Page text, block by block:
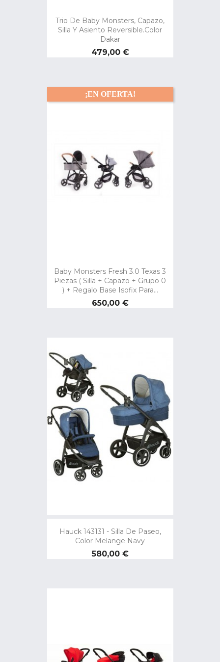
Trio De Baby Monsters, Capazo,
Silla Y Asiento Reversible.Color
Dakar
Precio
479,00 €
Baby Monsters Fresh 3.0 Texas 3
Piezas ( Silla + Capazo + Grupo 0
) + Regalo Base Isofix Para...
Precio
650,00 €
¡EN OFERTA!
Hauck 143131 - Silla De Paseo,
Color Melange Navy
Precio
580,00 €